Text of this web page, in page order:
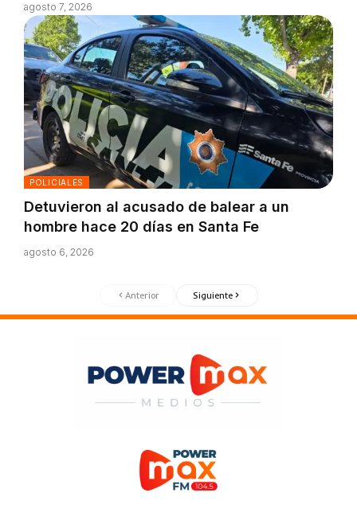
agosto 7, 2026
POLICIALES
Detuvieron al acusado de balear a un
hombre hace 20 días en Santa Fe
agosto 6, 2026
Anterior Siguiente